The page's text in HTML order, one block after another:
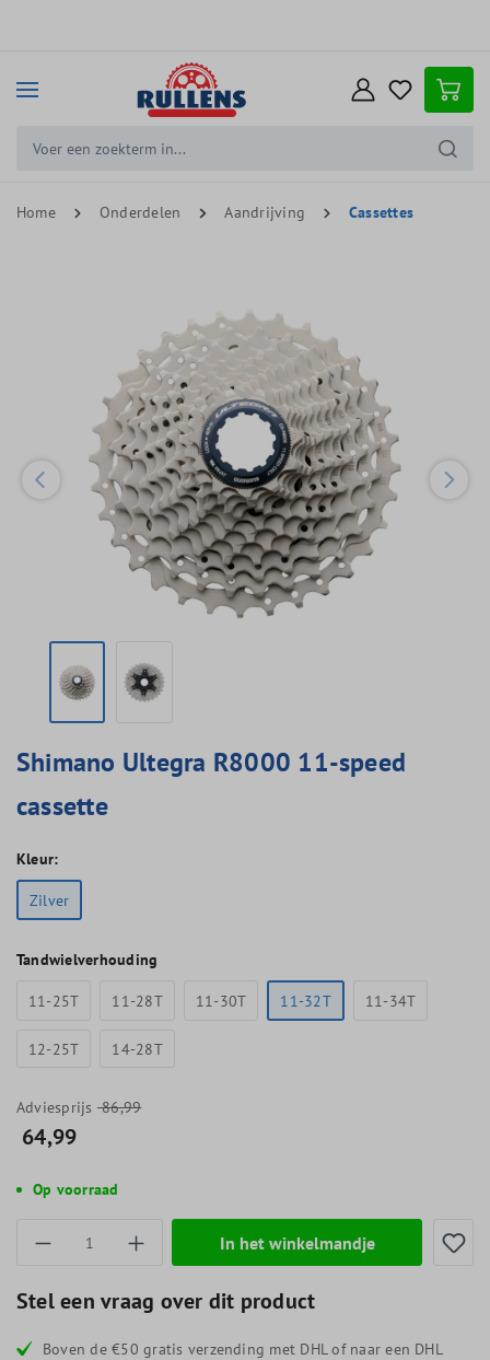
Home Onderdelen Aandrijving Cassettes
Shimano Ultegra R8000 11-speed
cassette
Kleur:
Zilver
Tandwielverhouding
11-25T
11-28T 11-30T 11-32T 11-34T
12-25T 14-28T
Adviesprijs 86,99
64,99
Op voorraad
Producthoeveelheid: Voer de gewenste
In het winkelmandje
Stel een vraag over dit product
Boven de €50 gratis verzending met DHL of naar een DHL